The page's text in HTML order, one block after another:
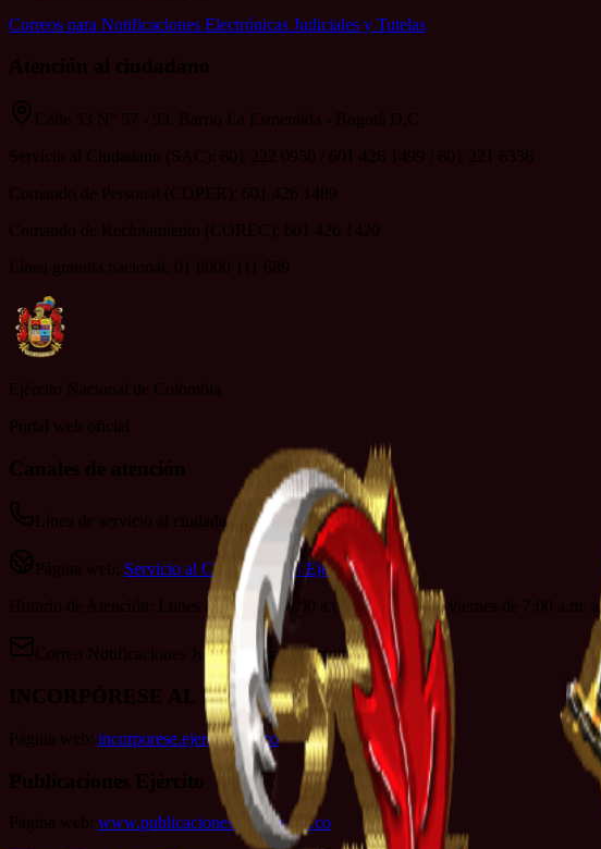
Correos para Notificaciones Electrónicas Judiciales y Tutelas
Atención al ciudadano
Calle 53 N° 57 - 93, Barrio La Esmeralda - Bogotá D.C
Servicio al Ciudadano (SAC): 601 222 0950 / 601 426 1499 / 601 221 6336
Comando de Personal (COPER): 601 426 1489
Comando de Reclutamiento (COREC): 601 426 1420
Línea gratuita nacional: 01 8000 111 689
Ejército Nacional de Colombia
Portal web oficial
Canales de atención
Línea de servicio al ciudadano: 152
Página web: Servicio al Ciudadano del Ejército
Horario de Atención: Lunes a jueves de 8:00 a.m. a 4:00 p.m. y viernes de 7:00 a.m.
Correo Notificaciones Judiciales:sac@ejercito.mil.co
INCORPÓRESE AL EJÉRCITO
Página web: incorporese.ejercito.mil.co
Publicaciones Ejército
Página web: www.publicacionesejercito.mil.co